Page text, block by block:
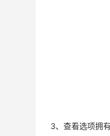
3、查看选项拥